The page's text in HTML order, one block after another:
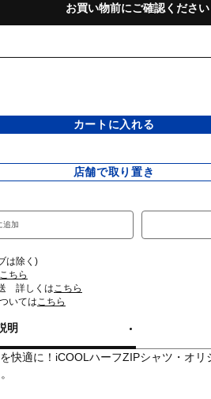
お買い物前にご確認ください
カートに入れる
店舗で取り置き
追加
は除く)
こちら
詳しくはこちら
いてはこちら
明
快適に！iCOOLハーフZIPシャツ・オ